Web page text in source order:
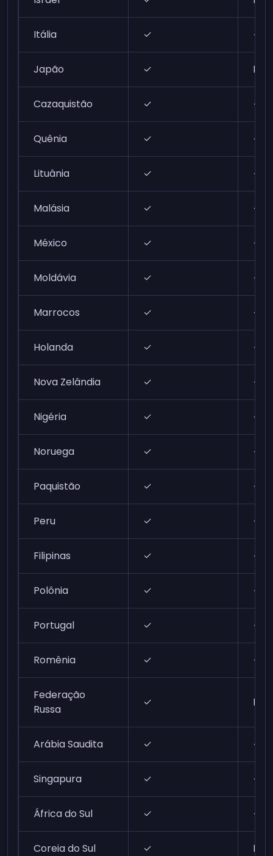
Itália ✓ ✓
Japão ✓ N/A
Cazaquistão ✓ ✓
Quênia ✓ ✓
Lituânia ✓ ✓
Malásia ✓ ✓
México ✓ ✓
Moldávia ✓ ✓
Marrocos ✓ ✓
Holanda ✓ ✓
Nova Zelândia ✓ ✓
Nigéria ✓ ✓
Noruega ✓ ✓
Paquistão ✓ ✓
Peru ✓ ✓
Filipinas ✓ ✓
Polônia ✓ ✓
Portugal ✓ ✓
Romênia ✓ ✓
Federação
Russa
✓ N/A
Arábia Saudita ✓ ✓
Singapura ✓ ✓
África do Sul ✓ ✓
Coreia do Sul ✓ N/A